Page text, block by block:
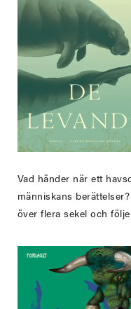
Vad händer när ett
människans
över flera sekel och